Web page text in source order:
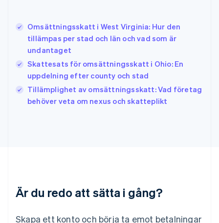
Omsättningsskatt i West Virginia: Hur den
tillämpas per stad och län och vad som är
undantaget
Skattesats för omsättningsskatt i Ohio: En
uppdelning efter county och stad
Tillämplighet av omsättningsskatt: Vad företag
behöver veta om nexus och skatteplikt
Är du redo att sätta i gång?
Skapa ett konto och börja ta emot betalningar
Irland
Italien
ItalianoEnglish
Japan
日本語 English
Kanada
English Français
Kroatien
FrançaisDeutschEnglish